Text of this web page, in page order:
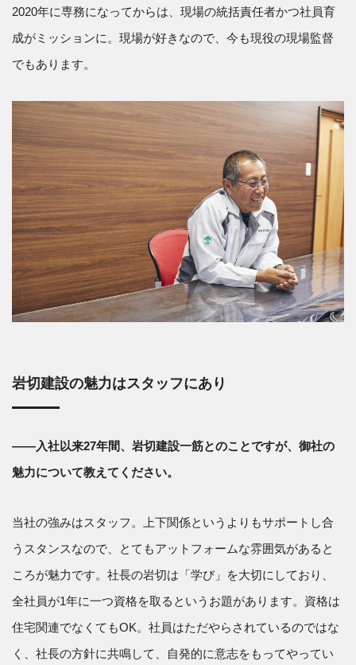
2020年に専務になってからは、現場の統括責任者かつ社員育
成がミッションに。現場が好きなので、今も現役の現場監督
でもあります。
岩切建設の魅力はスタッフにあり
――入社以来27年間、岩切建設一筋とのことですが、御社の
魅力について教えてください。
当社の強みはスタッフ。上下関係というよりもサポートし合
うスタンスなので、とてもアットフォームな雰囲気があると
ころが魅力です。社長の岩切は「学び」を大切にしており、
全社員が1年に一つ資格を取るというお題があります。資格は
住宅関連でなくてもOK。社員はただやらされているのではな
く、社長の方針に共鳴して、自発的に意志をもってやってい